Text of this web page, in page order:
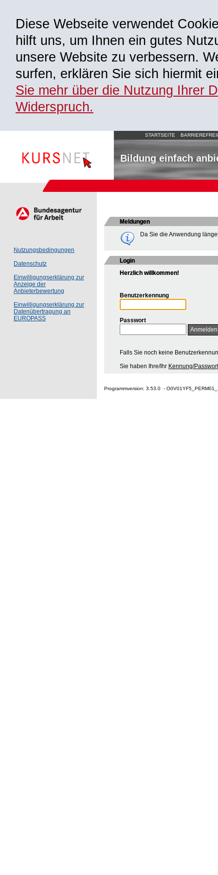
Diese Webseite verwendet
hilft uns, um Ihnen ein gutes
unsere Website zu verbessern.
surfen, erklären Sie sich hiermit
Sie mehr über die Nutzung Ihrer
Widerspruch.
STARTSEITE
Bildung einfach
Nutzungsbedingungen
Datenschutz
Einwilligungserklärung zur
Anzeige der
Anbieterbewertung
Einwilligungserklärung zur
Datenübertragung an
EUROPASS
Meldungen
Da Sie die Anwendung
Login
Herzlich willkommen!
Benutzerkennung
Passwort
Falls Sie noch keine
Sie haben Ihre/Ihr Kennung/
Programmversion: 3.53.0 -